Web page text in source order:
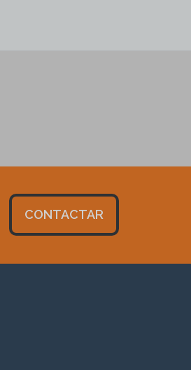
CONTACTAR